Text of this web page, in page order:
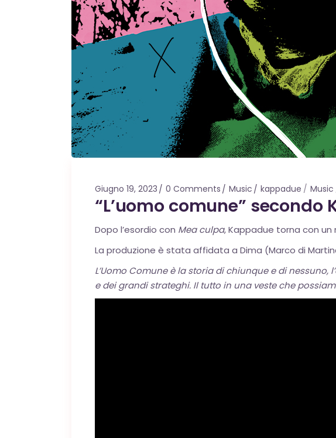
Giugno 19, 2023 0 Comments Music kappadue Music
“L’uomo comune” secondo
Dopo l’esordio con Mea culpa, Kappadue torna con un
La produzione è stata affidata a Dima (Marco di
L’Uomo Comune è la storia di chiunque e di
e dei grandi strateghi. Il tutto in una veste che